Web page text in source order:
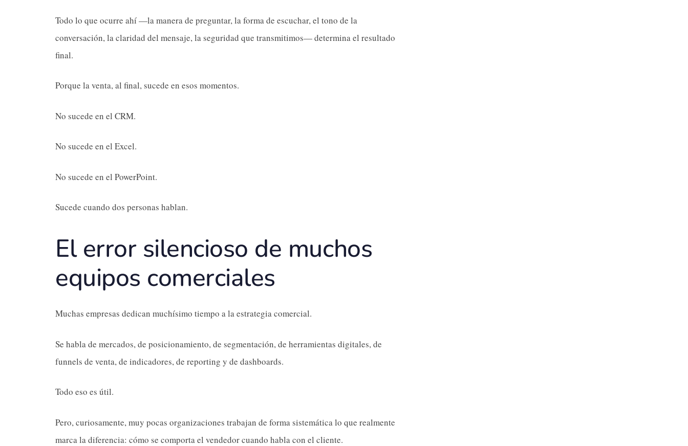
Todo lo que ocurre ahí —la manera de preguntar, la forma de escuchar, el tono de la
conversación, la claridad del mensaje, la seguridad que transmitimos— determina el resultado
final.
Porque la venta, al final, sucede en esos momentos.
No sucede en el CRM.
No sucede en el Excel.
No sucede en el PowerPoint.
Sucede cuando dos personas hablan.
El error silencioso de muchos
equipos comerciales
Muchas empresas dedican muchísimo tiempo a la estrategia comercial.
Se habla de mercados, de posicionamiento, de segmentación, de herramientas digitales, de
funnels de venta, de indicadores, de reporting y de dashboards.
Todo eso es útil.
Pero, curiosamente, muy pocas organizaciones trabajan de forma sistemática lo que realmente
marca la diferencia: cómo se comporta el vendedor cuando habla con el cliente.